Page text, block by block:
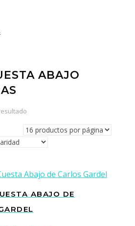
ABAJO
ABAJO DE